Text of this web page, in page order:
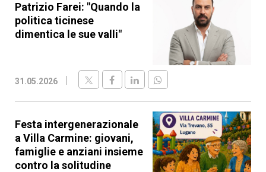
Patrizio Farei: "Quando la
politica ticinese
dimentica le sue valli"
31.05.2026
Festa intergenerazionale
a Villa Carmine: giovani,
famiglie e anziani insieme
contro la solitudine